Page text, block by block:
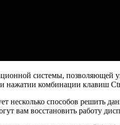
системы,
нажатии комбинации клавиш
несколько способов
вам восстановить работу